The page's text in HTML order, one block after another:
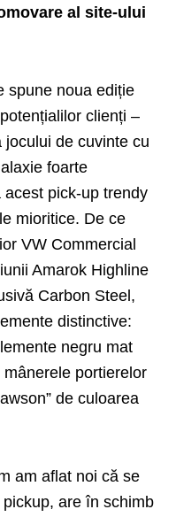
al site-ului
spune noua ediție
clienți –
de cuvinte cu
foarte
acest pick-up trendy
mioritice. De ce
VW Commercial
Amarok Highline
Carbon Steel,
distinctive:
negru mat
portierelor
de culoarea
am aflat noi că se
are în schimb